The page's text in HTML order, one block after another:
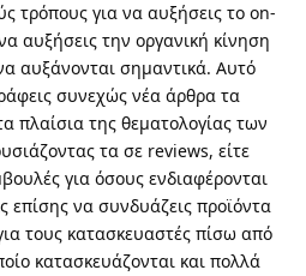
τρόπους για να αυξήσεις το on-
αυξήσεις την οργανική κίνηση
αυξάνονται σημαντικά. Αυτό
συνεχώς νέα άρθρα τα
πλαίσια της θεματολογίας των
τα σε reviews, είτε
για όσους ενδιαφέρονται
να συνδυάζεις προϊόντα
τους κατασκευαστές πίσω από
κατασκευάζονται και πολλά